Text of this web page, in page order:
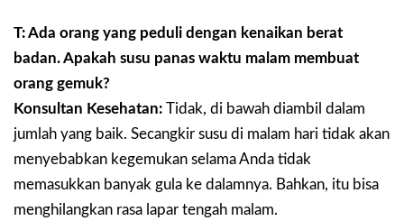
T: Ada orang yang peduli dengan kenaikan berat
badan. Apakah susu panas waktu malam membuat
orang gemuk?
Konsultan Kesehatan: Tidak, di bawah diambil dalam
jumlah yang baik. Secangkir susu di malam hari tidak akan
menyebabkan kegemukan selama Anda tidak
memasukkan banyak gula ke dalamnya. Bahkan, itu bisa
menghilangkan rasa lapar tengah malam.